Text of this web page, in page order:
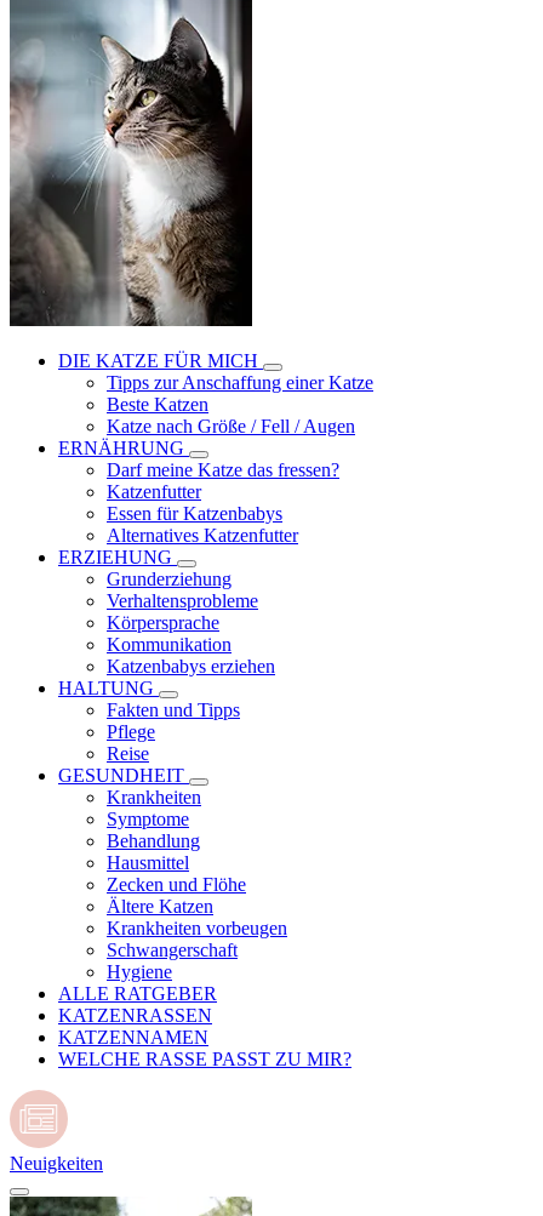
DIE KATZE FÜR MICH
Tipps zur Anschaffung einer Katze
Beste Katzen
Katze nach Größe / Fell / Augen
ERNÄHRUNG
Darf meine Katze das fressen?
Katzenfutter
Essen für Katzenbabys
Alternatives Katzenfutter
ERZIEHUNG
Grunderziehung
Verhaltensprobleme
Körpersprache
Kommunikation
Katzenbabys erziehen
HALTUNG
Fakten und Tipps
Pflege
Reise
GESUNDHEIT
Krankheiten
Symptome
Behandlung
Hausmittel
Zecken und Flöhe
Ältere Katzen
Krankheiten vorbeugen
Schwangerschaft
Hygiene
ALLE RATGEBER
KATZENRASSEN
KATZENNAMEN
WELCHE RASSE PASST ZU MIR?
Neuigkeiten